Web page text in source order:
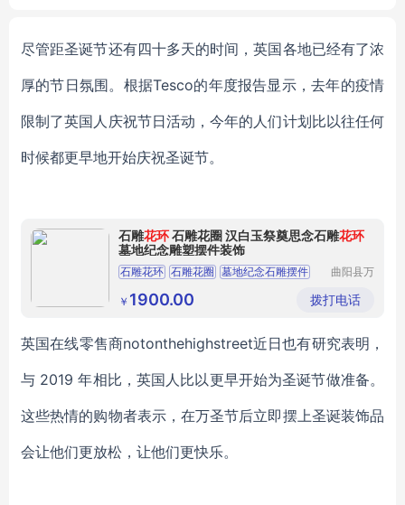
尽管距圣诞节还有四十多天的时间，英国各地已经有了浓
厚的节日氛围。根据Tesco的年度报告显示，去年的疫情
限制了英国人庆祝节日活动，今年的人们计划比以往任何
时候都更早地开始庆祝圣诞节。
石雕花环石雕花圈 汉白玉祭奠思念石雕花环
墓地纪念雕塑摆件装饰
石雕花环 石雕花圈 墓地纪念石雕摆件
曲阳县万
限公司
￥ 1900.00 拨打电话
英国在线零售商notonthehighstreet近日也有研究表明，
与 2019 年相比，英国人比以更早开始为圣诞节做准备。
这些热情的购物者表示，在万圣节后立即摆上圣诞装饰品
会让他们更放松，让他们更快乐。